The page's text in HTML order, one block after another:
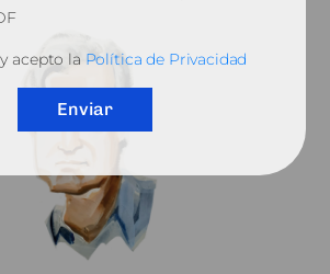
acepto la Política de Privacidad
Enviar